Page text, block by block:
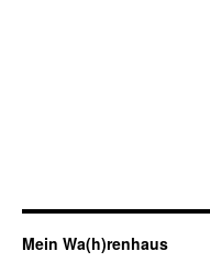
Mein Wa(h)renhaus